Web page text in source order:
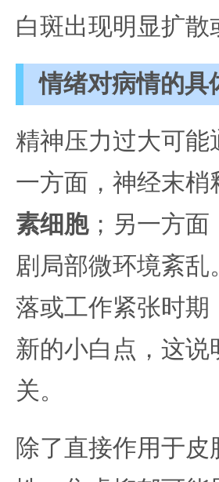
白斑出现明显扩
情绪对病情的具
精神压力过大可能
一方面，神经末
素细胞；另一方面
剧局部微环境紊
落或工作紧张时期
新的小白点，这
关。
除了直接作用于